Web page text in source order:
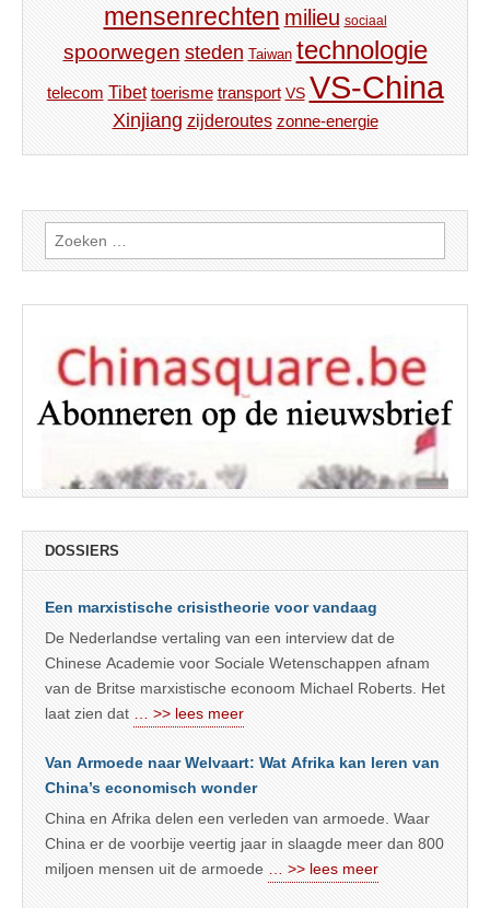
mensenrechten milieu sociaal
spoorwegen steden Taiwan technologie
telecom Tibet toerisme transport VS VS-China
Xinjiang zijderoutes zonne-energie
Zoeken
naar:
DOSSIERS
Een marxistische crisistheorie voor vandaag
De Nederlandse vertaling van een interview dat de
Chinese Academie voor Sociale Wetenschappen afnam
van de Britse marxistische econoom Michael Roberts. Het
laat zien dat
… >> lees meer
Van Armoede naar Welvaart: Wat Afrika kan leren van
China’s economisch wonder
China en Afrika delen een verleden van armoede. Waar
China er de voorbije veertig jaar in slaagde meer dan 800
miljoen mensen uit de armoede
… >> lees meer